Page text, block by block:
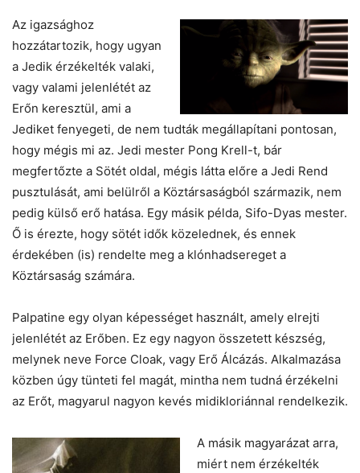
Az igazsághoz
hozzátartozik, hogy ugyan
a Jedik érzékelték valaki,
vagy valami jelenlétét az
Erőn keresztül, ami a
Jediket fenyegeti, de nem tudták megállapítani pontosan,
hogy mégis mi az. Jedi mester Pong Krell-t, bár
megfertőzte a Sötét oldal, mégis látta előre a Jedi Rend
pusztulását, ami belülről a Köztársaságból származik, nem
pedig külső erő hatása. Egy másik példa, Sifo-Dyas mester.
Ő is érezte, hogy sötét idők közelednek, és ennek
érdekében (is) rendelte meg a klónhadsereget a
Köztársaság számára.
Palpatine egy olyan képességet használt, amely elrejti
jelenlétét az Erőben. Ez egy nagyon összetett készség,
melynek neve Force Cloak, vagy Erő Álcázás. Alkalmazása
közben úgy tünteti fel magát, mintha nem tudná érzékelni
az Erőt, magyarul nagyon kevés midikloriánnal rendelkezik.
A másik magyarázat arra,
miért nem érzékelték